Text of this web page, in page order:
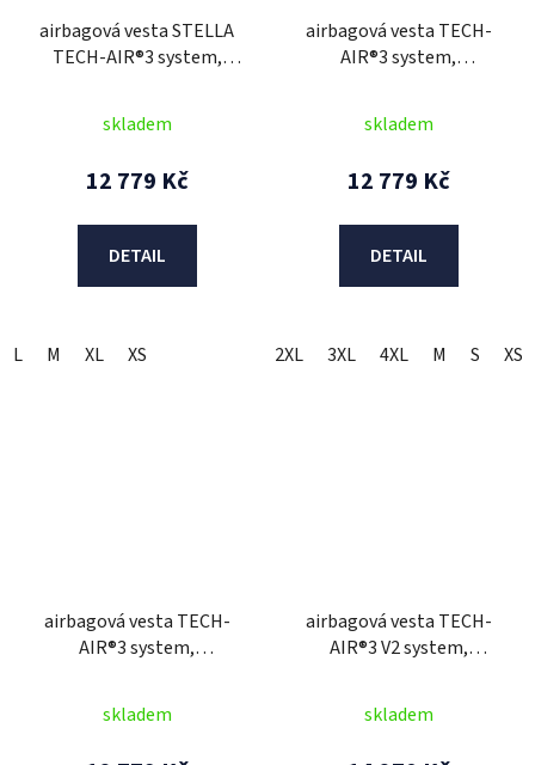
airbagová vesta STELLA
TECH-AIR®3 system,
skladem
12 779 Kč
DETAIL
L M XL XS
airbagová vesta TECH-
AIR®3 system,
skladem
12 779 Kč
DETAIL
2XL 3XL 4XL M S XS
airbagová vesta TECH-
AIR®3 system,
skladem
airbagová vesta TECH-
AIR®3 V2 system,
skladem